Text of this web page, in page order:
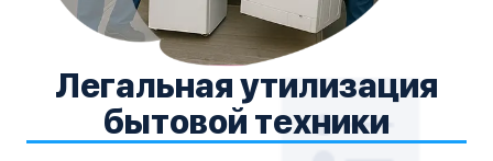
Легальная утилизация
бытовой техники